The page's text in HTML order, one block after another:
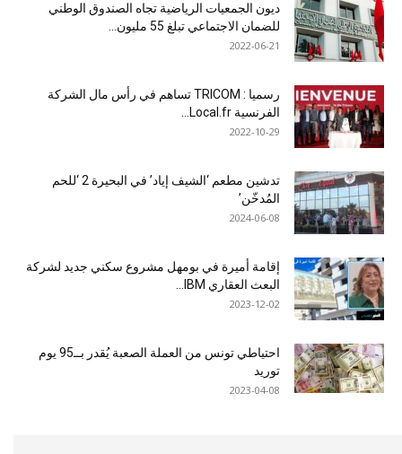
ديون الجمعيات الرياضية تجاه الصندوق الوطني
للضمان الاجتماعي تبلغ 55 مليون...
2022-06-21
رسميا : TRICOM تساهم في رأس مال الشركة
الفرنسية Local.fr...
2022-10-29
تدشين مطعم ‘الشيف إياد’ في البحيرة 2 ‘للحم
المُدخّن’
2024-06-08
إقامة أميرة في بومهل مشروع سكني جديد لشركة
البعث العقاري IBM...
2023-12-02
احتياطي تونس من العملة الصعبة يُقدر بــ95 يوم
توريد
2023-04-08